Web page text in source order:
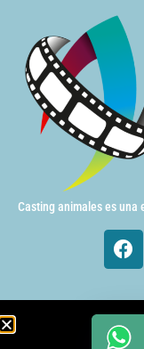
Casting animales es una